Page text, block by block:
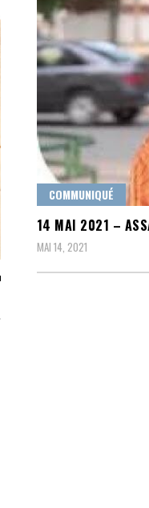
COMMUNIQUÉ
14 MAI 2021 –
MAI 14, 2021